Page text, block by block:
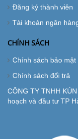
Đăng ký thành viên
Tài khoản ngân
CHÍNH SÁCH
Chính sách bảo mật
Chính sách đổi trả
CÔNG TY TNHH
hoạch và đầu tư TP